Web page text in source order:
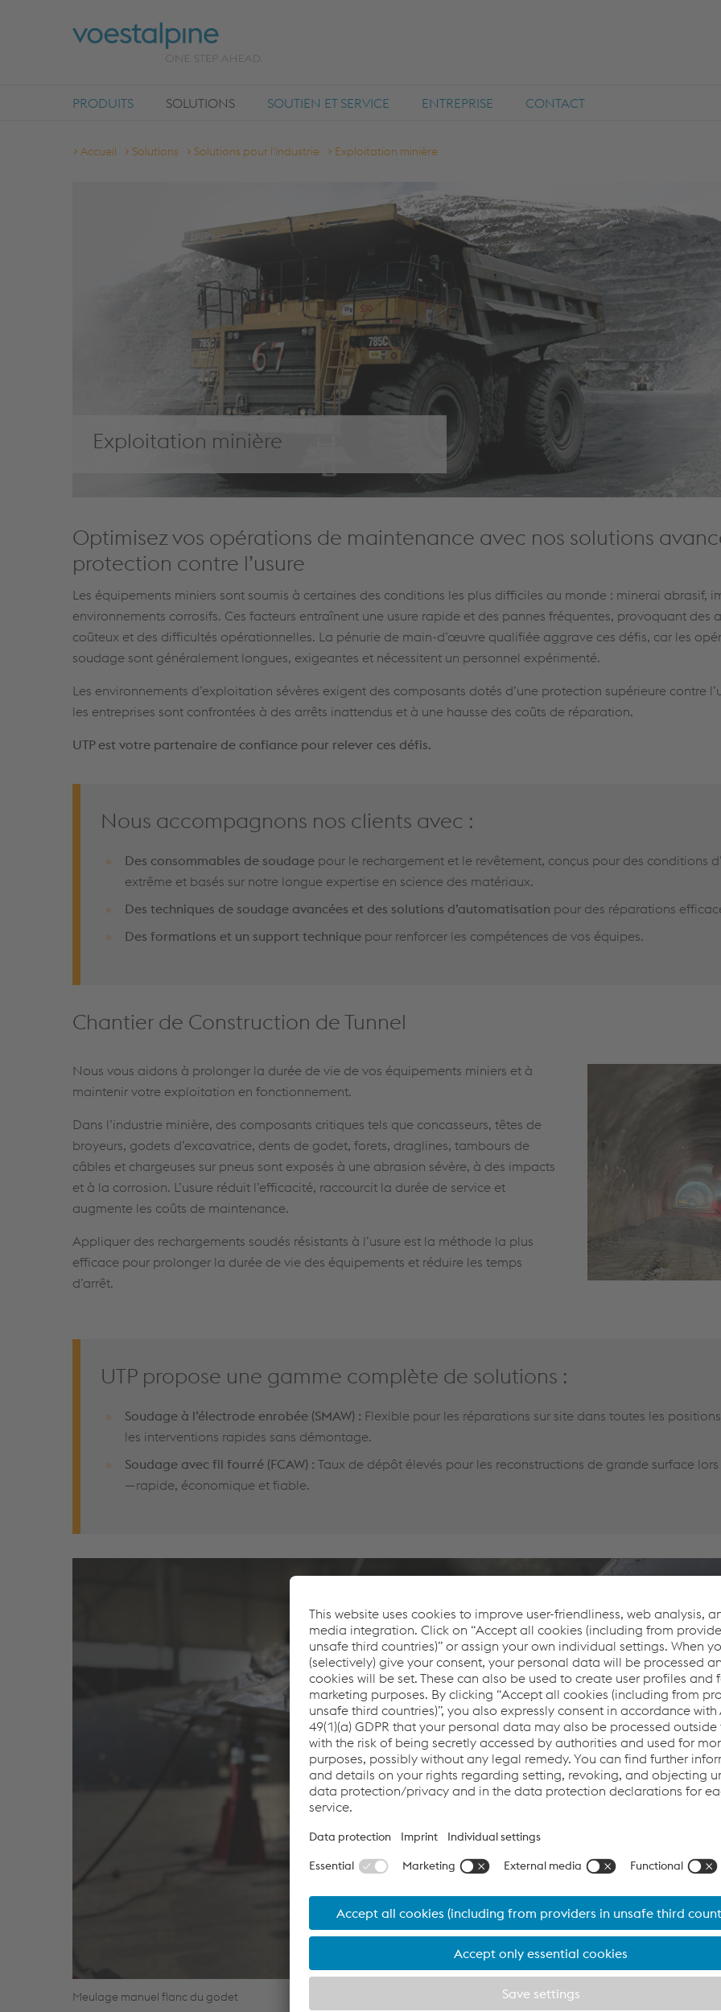
PRODUITS SOLUTIONS SOUTIEN ET SERVICE ENTREPRISE CONTACT
Accueil Solutions Solutions pour l'industrie Exploitation minière
Exploitation minière
Optimisez vos opérations de maintenance avec nos solutions
protection contre l’usure
Les équipements miniers sont soumis à certaines des conditions les plus difficiles au monde : minerai abrasif,
environnements corrosifs. Ces facteurs entraînent une usure rapide et des pannes fréquentes, provoquant des
coûteux et des difficultés opérationnelles. La pénurie de main-d’œuvre qualifiée aggrave ces défis, car les
soudage sont généralement longues, exigeantes et nécessitent un personnel expérimenté.
Les environnements d’exploitation sévères exigent des composants dotés d’une protection supérieure contre
les entreprises sont confrontées à des arrêts inattendus et à une hausse des coûts de réparation.
UTP est votre partenaire de confiance pour relever ces défis.
Nous accompagnons nos clients avec :
Des consommables de soudage pour le rechargement et le revêtement, conçus pour des conditions
extrême et basés sur notre longue expertise en science des matériaux.
Des techniques de soudage avancées et des solutions d’automatisation pour des réparations
Des formations et un support technique pour renforcer les compétences de vos équipes.
Chantier de Construction de Tunnel
Nous vous aidons à prolonger la durée de vie de vos équipements miniers et à
maintenir votre exploitation en fonctionnement.
Dans l’industrie minière, des composants critiques tels que concasseurs, têtes de
broyeurs, godets d’excavatrice, dents de godet, forets, draglines, tambours de
câbles et chargeuses sur pneus sont exposés à une abrasion sévère, à des impacts
et à la corrosion. L’usure réduit l’efficacité, raccourcit la durée de service et
augmente les coûts de maintenance.
Appliquer des rechargements soudés résistants à l’usure est la méthode la plus
efficace pour prolonger la durée de vie des équipements et réduire les temps
d’arrêt.
UTP propose une gamme complète de solutions :
Soudage à l’électrode enrobée (SMAW) : Flexible pour les réparations sur site dans toutes les
les interventions rapides sans démontage.
Soudage avec fil fourré (FCAW) : Taux de dépôt élevés pour les reconstructions de grande surface
—rapide, économique et fiable.
Meulage manuel flanc du godet